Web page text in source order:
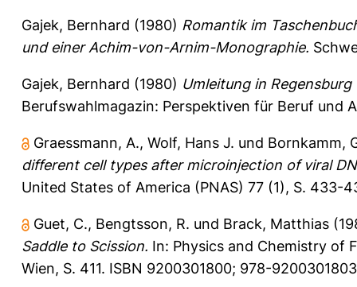
Gajek, Bernhard (1980) Romantik im
und einer Achim-von-Arnim-Monographie.
Gajek, Bernhard (1980) Umleitung in
Berufswahlmagazin: Perspektiven für Beruf und
Graessmann, A., Wolf, Hans J. und Bornkamm,
different cell types after microinjection of viral
United States of America (PNAS) 77 (1), S. 433-
Guet, C., Bengtsson, R. und Brack, Matthias
Saddle to Scission. In: Physics and Chemistry of
Wien, S. 411. ISBN 9200301800; 978-